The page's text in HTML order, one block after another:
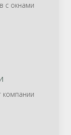
с окнами
компании